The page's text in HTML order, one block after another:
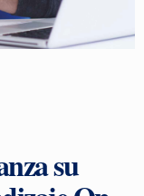
su